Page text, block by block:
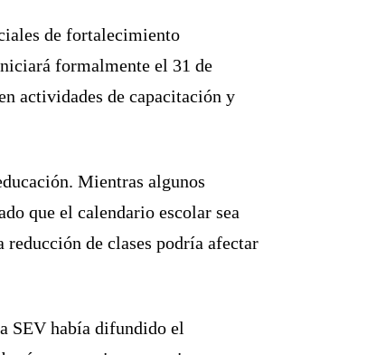
de fortalecimiento
formalmente el 31 de
actividades de capacitación y
Mientras algunos
que el calendario escolar sea
de clases podría afectar
SEV había difundido el